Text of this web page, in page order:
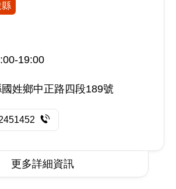
縣
19:00
姓鄉中正路四段189號
更多詳細資訊